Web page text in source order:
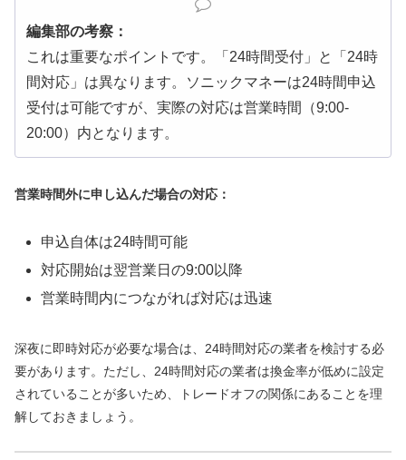
編集部の考察：
これは重要なポイントです。「24時間受付」と「24時
間対応」は異なります。ソニックマネーは24時間申込
受付は可能ですが、実際の対応は営業時間（9:00-
20:00）内となります。
営業時間外に申し込んだ場合の対応：
申込自体は24時間可能
対応開始は翌営業日の9:00以降
営業時間内につながれば対応は迅速
深夜に即時対応が必要な場合は、24時間対応の業者を検討する必
要があります。ただし、24時間対応の業者は換金率が低めに設定
されていることが多いため、トレードオフの関係にあることを理
解しておきましょう。